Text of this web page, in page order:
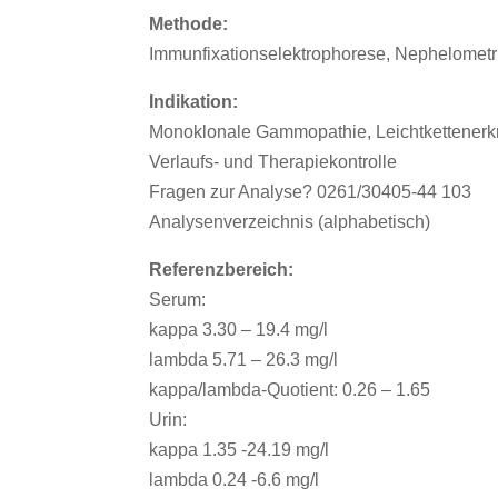
Methode:
Immunfixationselektrophorese,
Indikation:
Monoklonale Gammopathie,
Verlaufs- und Therapiekontrolle
Fragen zur Analyse? 0261/30405-44 103
Analysenverzeichnis (alphabetisch)
Referenzbereich:
Serum:
kappa 3.30 – 19.4 mg/l
lambda 5.71 – 26.3 mg/l
kappa/lambda-Quotient: 0.26 – 1.65
Urin:
kappa 1.35 -24.19 mg/l
lambda 0.24 -6.6 mg/l